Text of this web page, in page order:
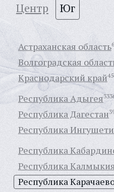
Центр
Юг
Астраханская область
Волгоградская
Краснодарский край
Республика Адыгея
Республика Дагестан
Республика
Республика
Республика
Республика